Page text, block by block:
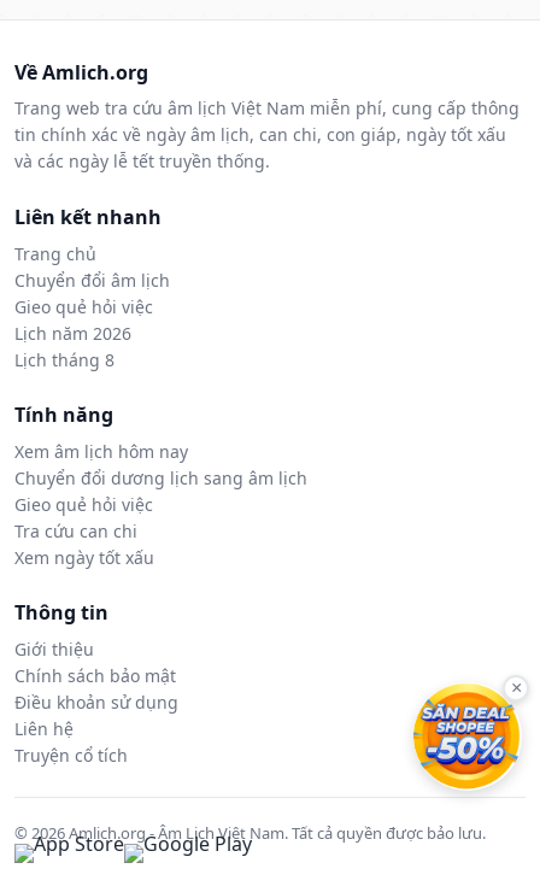
Về Amlich.org
Trang web tra cứu âm lịch Việt Nam miễn phí, cung cấp thông
tin chính xác về ngày âm lịch, can chi, con giáp, ngày tốt xấu
và các ngày lễ tết truyền thống.
Liên kết nhanh
Trang chủ
Chuyển đổi âm lịch
Gieo quẻ hỏi việc
Lịch năm 2026
Lịch tháng 8
Tính năng
Xem âm lịch hôm nay
Chuyển đổi dương lịch sang âm lịch
Gieo quẻ hỏi việc
Tra cứu can chi
Xem ngày tốt xấu
Thông tin
Giới thiệu
Chính sách bảo mật
Điều khoản sử dụng
Liên hệ
Truyện cổ tích
© 2026 Amlich.org - Âm Lịch Việt Nam. Tất cả quyền được bảo lưu.
×